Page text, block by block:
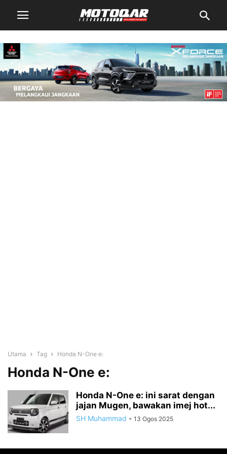
Utama Tag Honda N-One e:
Honda N-One e:
Honda N-One e: ini sarat dengan
jajan Mugen, bawakan imej hot...
SH Muhammad - 13 Ogos 2025